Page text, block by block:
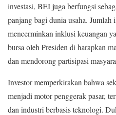
investasi, BEI juga berfungsi
panjang bagi dunia usaha. Jumlah
mencerminkan inklusi keuangan
bursa oleh Presiden di harapkan
dan mendorong partisipasi
Investor memperkirakan bahwa
menjadi motor penggerak pasar,
dan industri berbasis teknologi.